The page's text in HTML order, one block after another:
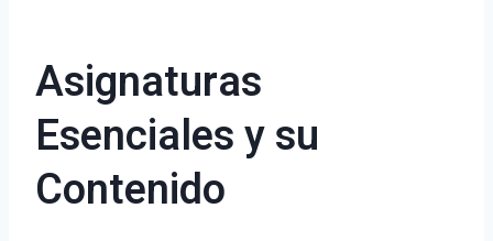
Asignaturas
Esenciales y su
Contenido